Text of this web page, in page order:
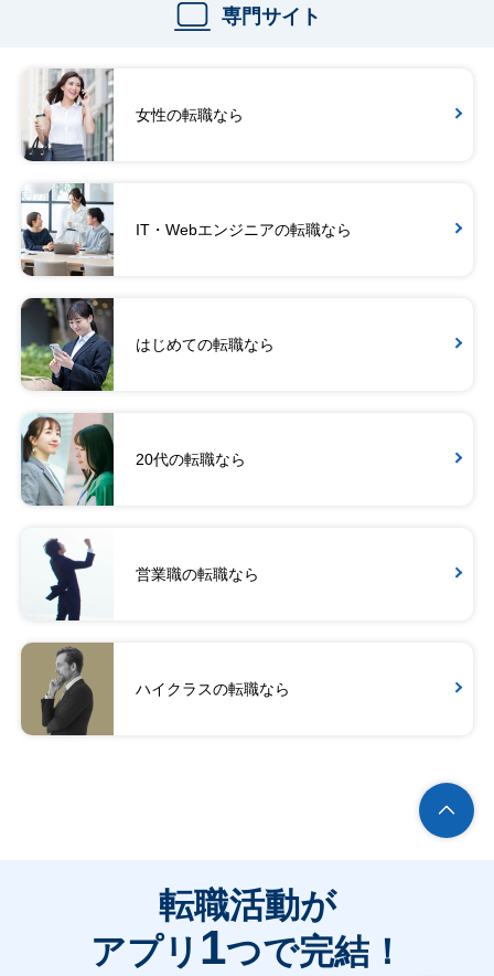
専門サイト
女性の転職なら
IT・Webエンジニアの転職なら
はじめての転職なら
20代の転職なら
営業職の転職なら
ハイクラスの転職なら
転職活動が
アプリ 1つで完結！